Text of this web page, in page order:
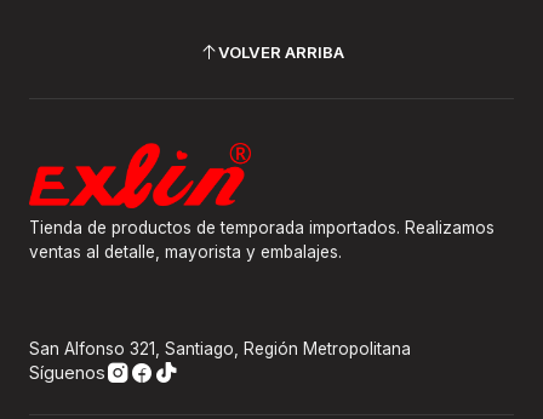
VOLVER ARRIBA
Tienda de productos de temporada importados. Realizamos
ventas al detalle, mayorista y embalajes.
San Alfonso 321, Santiago, Región Metropolitana
Síguenos